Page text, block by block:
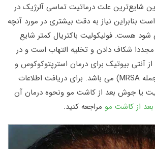
شایع‌ترین علت درماتیت تماسی آلرژیک در
بنابراین نیاز به دقت بیشتری در مورد آنچه
شود هست. فولیکولیت باکتریال کمتر شایع
شکاف دادن و تخلیه التهاب است و در
آنتی بیوتیک برای درمان استرپتوکوکوس و
استافیلوکوکوس ( از جمله MRSA) می باشد. برای دریافت اطلاعات
یا جوش بعد از کاشت مو ونحوه درمان آن
از کاشت مو مراجعه کنید.